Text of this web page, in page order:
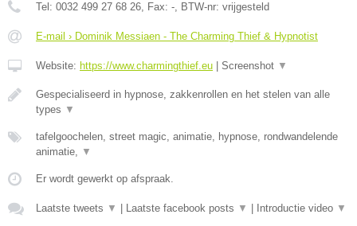
Tel: 0032 499 27 68 26, Fax: -, BTW-nr: vrijgesteld
E-mail › Dominik Messiaen - The Charming Thief & Hypnotist
Website: https://www.charmingthief.eu Screenshot ▼
Gespecialiseerd in hypnose, zakkenrollen en het stelen van alle
types ▼
tafelgoochelen, street magic, animatie, hypnose, rondwandelende
animatie, ▼
Er wordt gewerkt op afspraak.
Laatste tweets ▼ Laatste facebook posts ▼ Introductie video ▼